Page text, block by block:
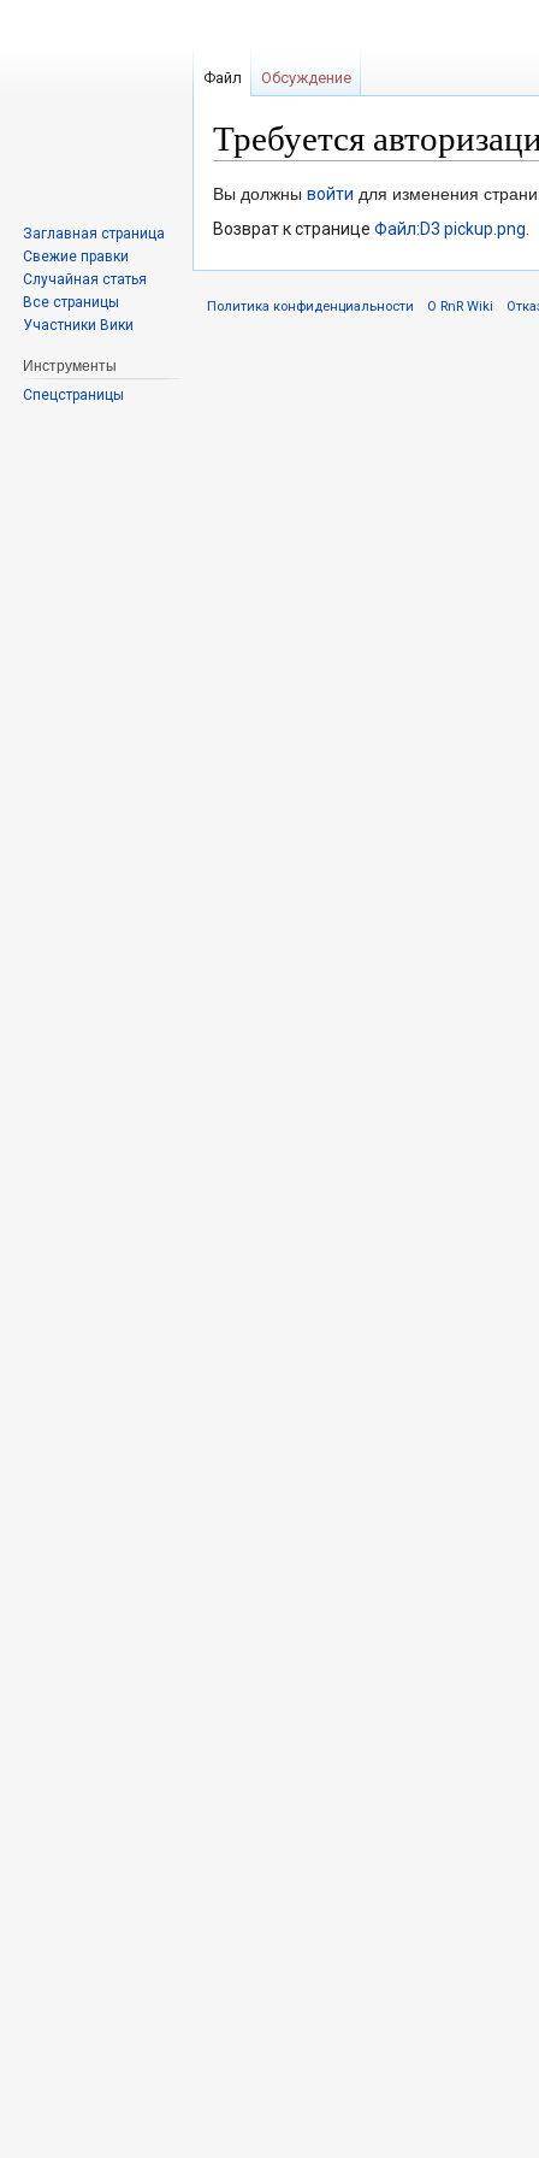
Требуется
Перейти
к
Перейти
к
Вы должны войти для изменения
Возврат к странице Файл:D3 pickup.png.
Файл Обсуждение
Заглавная страница
Свежие правки
Случайная статья
Все страницы
Участники Вики
Инструменты
Спецстраницы
Политика конфиденциальности О RnR Wiki